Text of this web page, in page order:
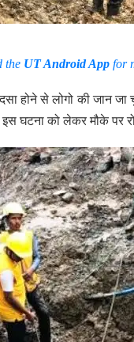
the UT Android Appfor
होने से लोगो की जान
घटना को लेकर मौके पर